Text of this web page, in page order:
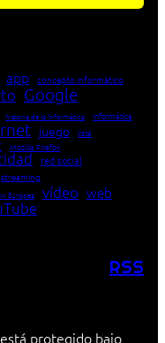
app concepto informático
Google
historia de la Informática Informática
juego lista
Mozilla Firefox
red social
streaming
Europea vídeo web
RSS
protegido bajo